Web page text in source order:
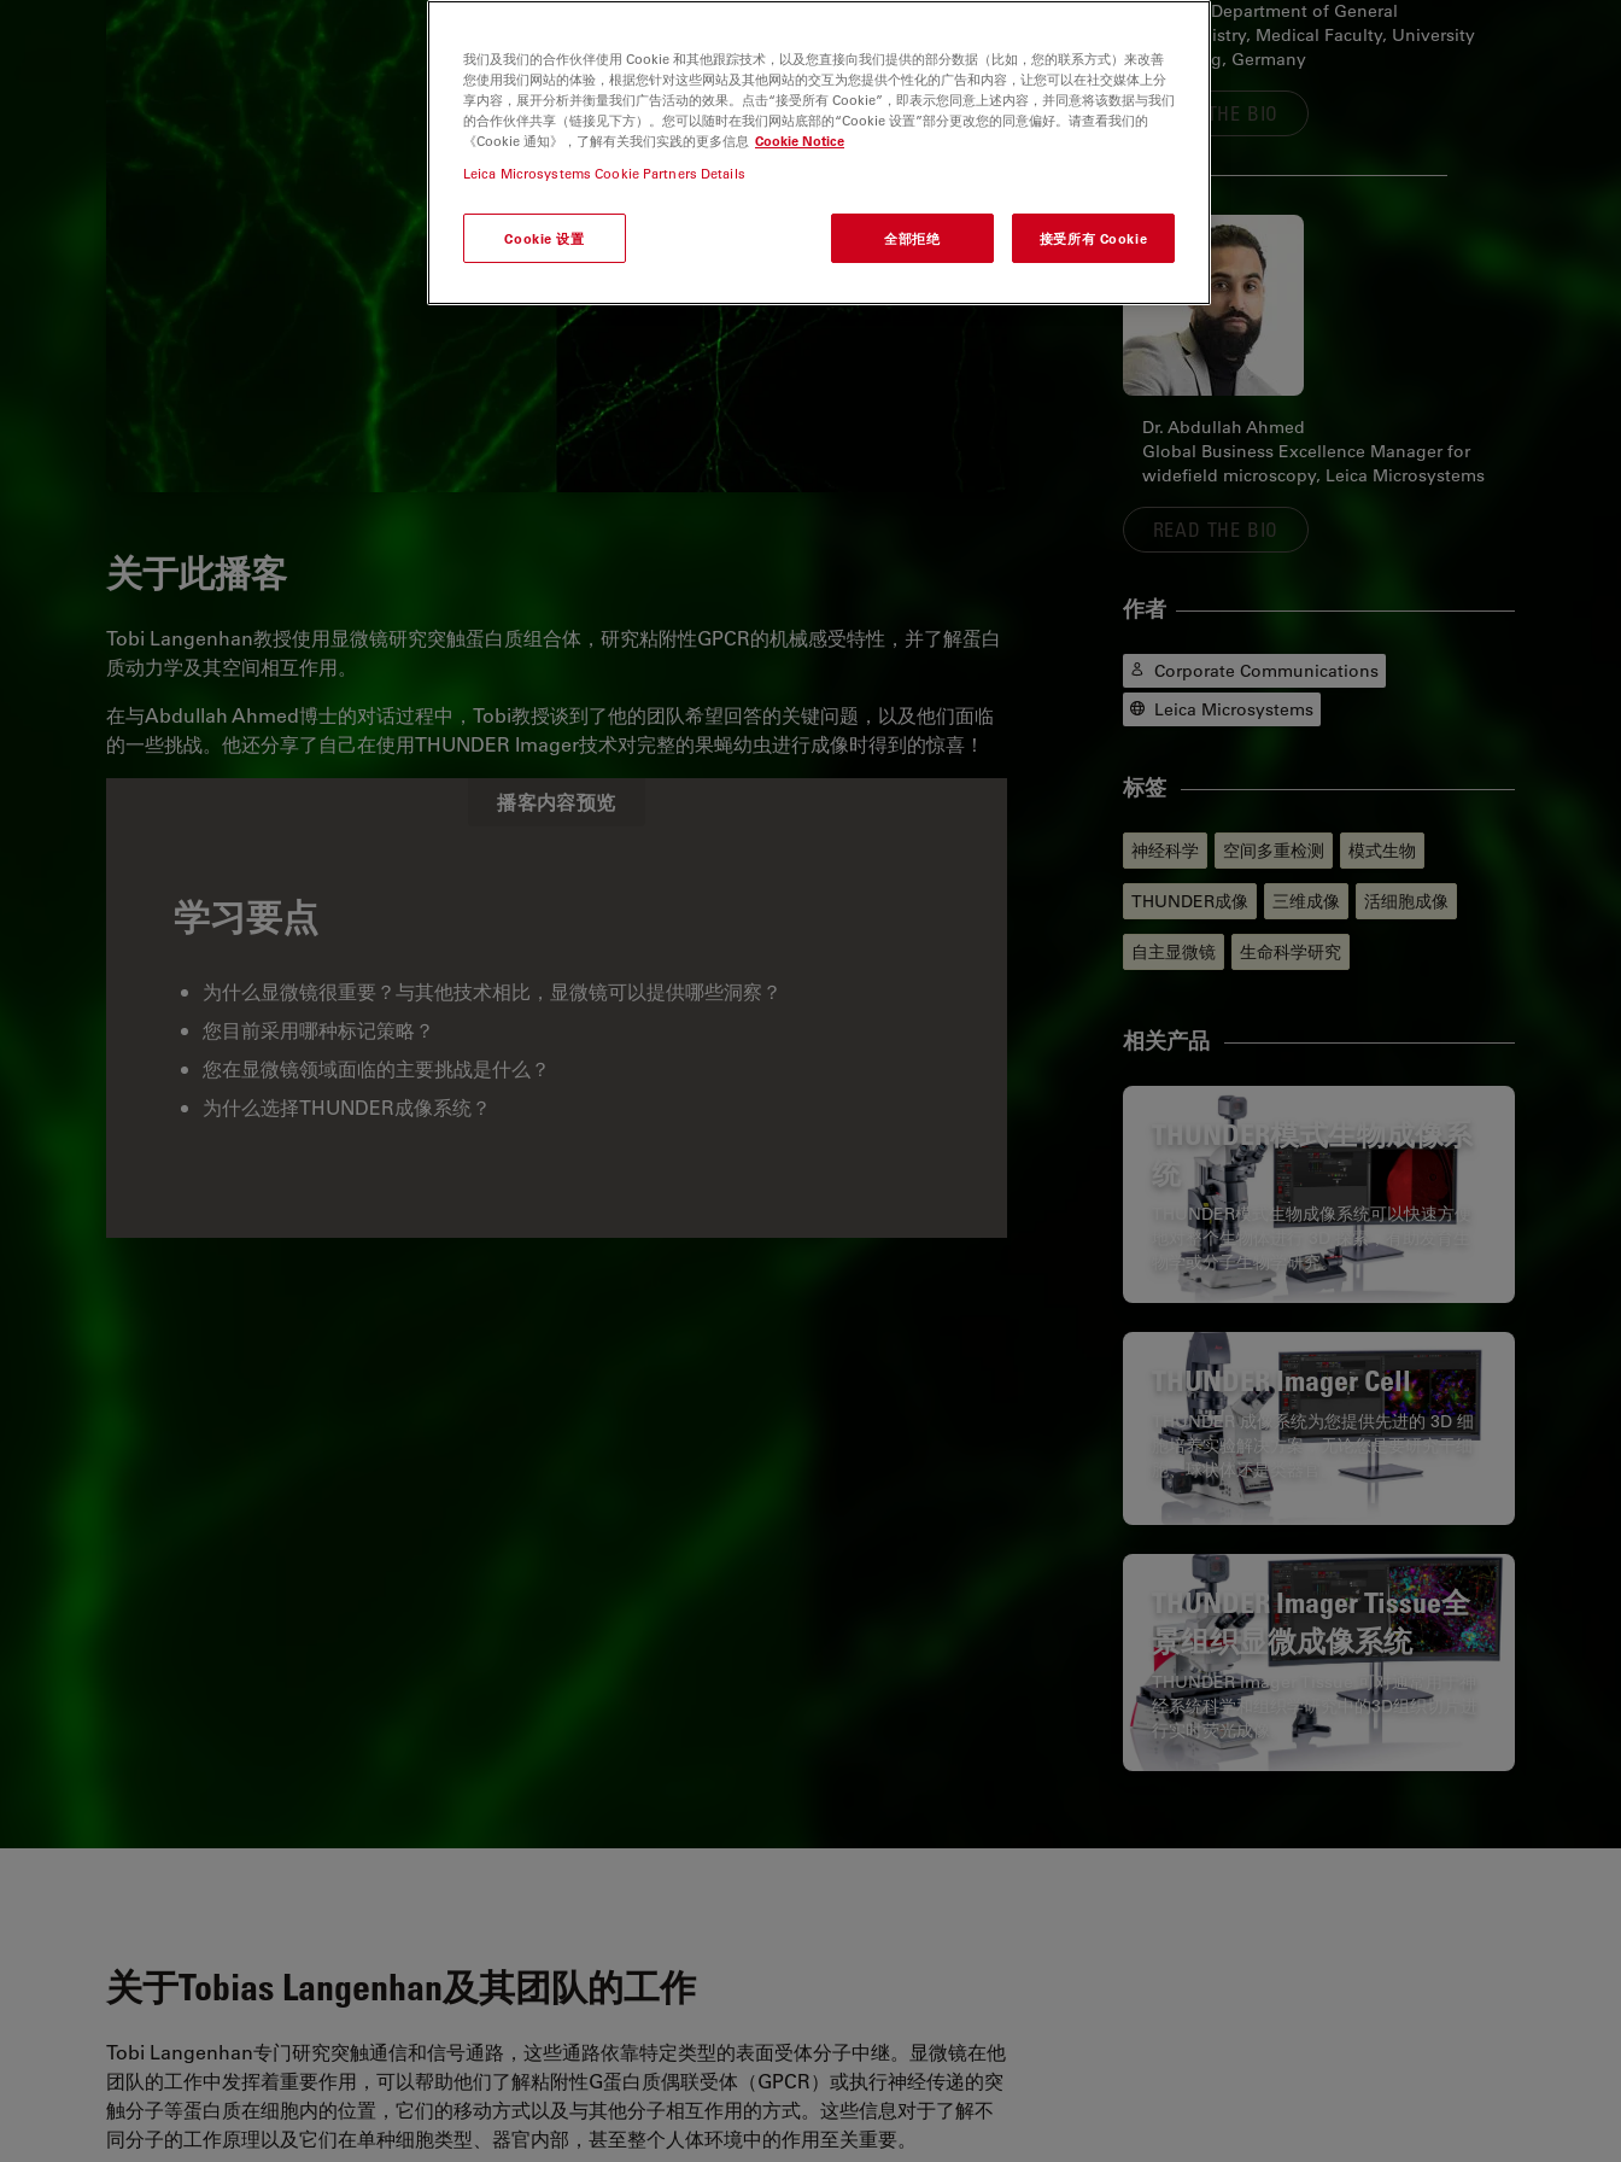
关于此播客
Tobi Langenhan教授使用显微镜研究突触蛋白质组合体，研究粘附性GPCR的机械感受特性，并了解蛋白
质动力学及其空间相互作用。
在与Abdullah Ahmed博士的对话过程中，Tobi教授谈到了他的团队希望回答的关键问题，以及他们面临
的一些挑战。他还分享了自己在使用THUNDER Imager技术对完整的果蝇幼虫进行成像时得到的惊喜！
播客内容预览
学习要点
为什么显微镜很重要？与其他技术相比，显微镜可以提供哪些洞察？
您目前采用哪种标记策略？
您在显微镜领域面临的主要挑战是什么？
为什么选择THUNDER成像系统？
Head of Department of General
Biochemistry, Medical Faculty, University
of Leipzig, Germany
READ THE BIO
Dr. Abdullah Ahmed
Global Business Excellence Manager for
widefield microscopy, Leica Microsystems
READ THE BIO
作者
Corporate Communications
Leica Microsystems
标签
神经科学 空间多重检测 模式生物
THUNDER成像 三维成像 活细胞成像
自主显微镜 生命科学研究
相关产品
THUNDER模式生物成像系
统
THUNDER模式生物成像系统可以快速方便
地对整个生物体进行 3D 探索，有助发育生
物学或分子生物学研究。
THUNDER Imager Cell
THUNDER 成像系统为您提供先进的 3D 细
胞培养实验解决方案，无论您是要研究干细
胞、球状体还是类器官。
THUNDER Imager Tissue全
景组织显微成像系统
THUNDER Imager Tissue 可对通常用于神
经系统科学和组织学研究中的3D组织切片进
行实时荧光成像。
关于Tobias Langenhan及其团队的工作
Tobi Langenhan专门研究突触通信和信号通路，这些通路依靠特定类型的表面受体分子中继。显微镜在他
团队的工作中发挥着重要作用，可以帮助他们了解粘附性G蛋白质偶联受体（GPCR）或执行神经传递的突
触分子等蛋白质在细胞内的位置，它们的移动方式以及与其他分子相互作用的方式。这些信息对于了解不
同分子的工作原理以及它们在单种细胞类型、器官内部，甚至整个人体环境中的作用至关重要。
我们及我们的合作伙伴使用 Cookie 和其他跟踪技术，以及您直接向我们提供的部分数据（比如，您的联系方式）来改善
您使用我们网站的体验，根据您针对这些网站及其他网站的交互为您提供个性化的广告和内容，让您可以在社交媒体上分
享内容，展开分析并衡量我们广告活动的效果。点击“接受所有 Cookie”，即表示您同意上述内容，并同意将该数据与我们
的合作伙伴共享（链接见下方）。您可以随时在我们网站底部的“Cookie 设置”部分更改您的同意偏好。请查看我们的
《Cookie 通知》，了解有关我们实践的更多信息 Cookie Notice
Leica Microsystems Cookie Partners Details
Cookie 设置 全部拒绝 接受所有 Cookie